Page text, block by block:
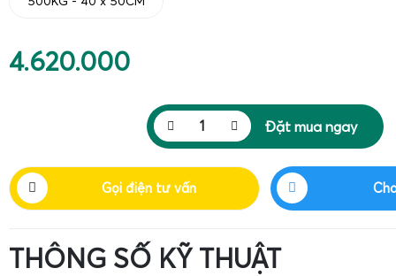
4.620.000
Đặt mua ngay
Gọi điện tư vấn
THÔNG SỐ KỸ THUẬT